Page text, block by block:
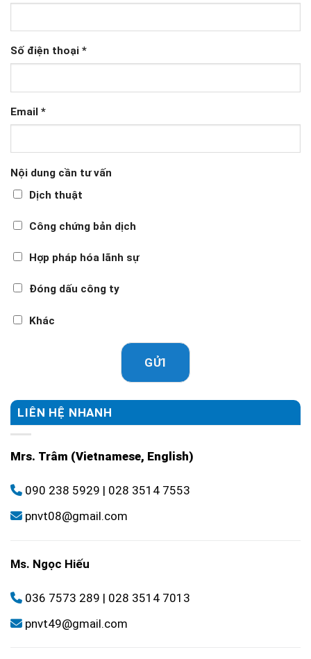
Số điện thoại *
Email *
Nội dung cần tư vấn
Dịch thuật
Công chứng bản dịch
Hợp pháp hóa lãnh sự
Đóng dấu công ty
Khác
GỬI
LIÊN HỆ NHANH
Mrs. Trâm (Vietnamese, English)
090 238 5929 | 028 3514 7553
pnvt08@gmail.com
Ms. Ngọc Hiếu
036 7573 289 | 028 3514 7013
pnvt49@gmail.com